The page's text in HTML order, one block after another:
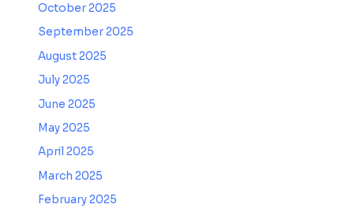
October 2025
September 2025
August 2025
July 2025
June 2025
May 2025
April 2025
March 2025
February 2025